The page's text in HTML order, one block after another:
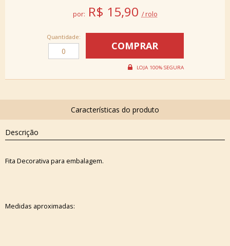
por: R$ 15,90 / rolo
Quantidade:
Descrição
Fita Decorativa para embalagem.
Medidas aproximadas: